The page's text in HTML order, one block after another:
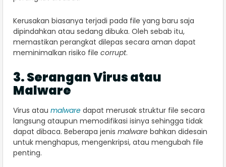
Kerusakan biasanya terjadi pada file yang baru saja
dipindahkan atau sedang dibuka. Oleh sebab itu,
memastikan perangkat dilepas secara aman dapat
meminimalkan risiko file corrupt.
3. Serangan Virus atau
Malware
Virus atau malware dapat merusak struktur file secara
langsung ataupun memodifikasi isinya sehingga tidak
dapat dibaca. Beberapa jenis malware bahkan didesain
untuk menghapus, mengenkripsi, atau mengubah file
penting.